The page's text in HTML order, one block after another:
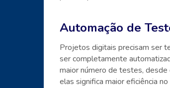
Automação de
Projetos digitais precisam ser
ser completamente
maior número de testes,
elas significa maior eficiência